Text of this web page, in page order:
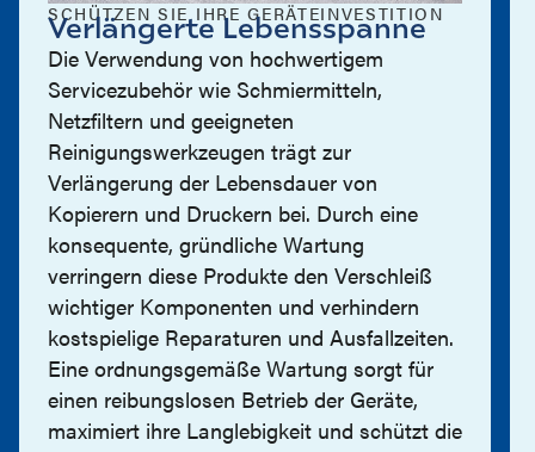
SCHÜTZEN SIE IHRE GERÄTEINVESTITION
Verlängerte Lebensspanne
Die Verwendung von hochwertigem
Servicezubehör wie Schmiermitteln,
Netzfiltern und geeigneten
Reinigungswerkzeugen trägt zur
Verlängerung der Lebensdauer von
Kopierern und Druckern bei. Durch eine
konsequente, gründliche Wartung
verringern diese Produkte den Verschleiß
wichtiger Komponenten und verhindern
kostspielige Reparaturen und Ausfallzeiten.
Eine ordnungsgemäße Wartung sorgt für
einen reibungslosen Betrieb der Geräte,
maximiert ihre Langlebigkeit und schützt die